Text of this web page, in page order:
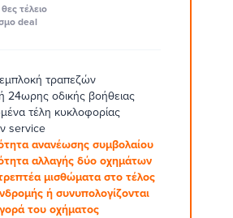
τέλειο
deal
τραπεζών
24ωρης οδικής βοήθειας
τέλη κυκλοφορίας
service
ανανέωσης συμβολαίου
αλλαγής δύο οχημάτων
μισθώματα στο τέλος
ή συνυπολογίζονται
του οχήματος